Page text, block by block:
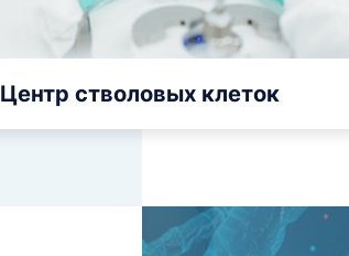
Центр стволовых клеток